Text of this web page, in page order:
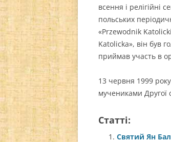
всення і релігійні
польських
«Przewodnik
Katolicka», він був
приймав участь в
13 червня 1999
мучениками Другої
Статті:
Святий Ян